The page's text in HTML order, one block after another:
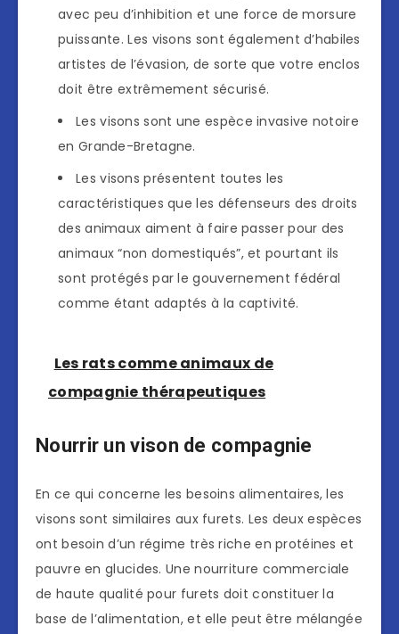
avec peu d’inhibition et une force de morsure
puissante. Les visons sont également d’habiles
artistes de l’évasion, de sorte que votre enclos
doit être extrêmement sécurisé.
Les visons sont une espèce invasive notoire
en Grande-Bretagne.
Les visons présentent toutes les
caractéristiques que les défenseurs des droits
des animaux aiment à faire passer pour des
animaux “non domestiqués”, et pourtant ils
sont protégés par le gouvernement fédéral
comme étant adaptés à la captivité.
Les rats comme animaux de
compagnie thérapeutiques
Nourrir un vison de compagnie
En ce qui concerne les besoins alimentaires, les
visons sont similaires aux furets. Les deux espèces
ont besoin d’un régime très riche en protéines et
pauvre en glucides. Une nourriture commerciale
de haute qualité pour furets doit constituer la
base de l’alimentation, et elle peut être mélangée